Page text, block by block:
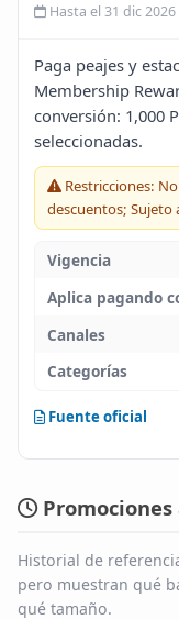
Infinito
Hasta el 31 dic 2026
Paga peajes y
Membership
conversión: 1,000
seleccionadas.
Restricciones:
descuentos; Sujeto
Vigencia
Aplica pagando
Canales
Categorías
Fuente oficial
Historial de
pero muestran qué
qué tamaño.